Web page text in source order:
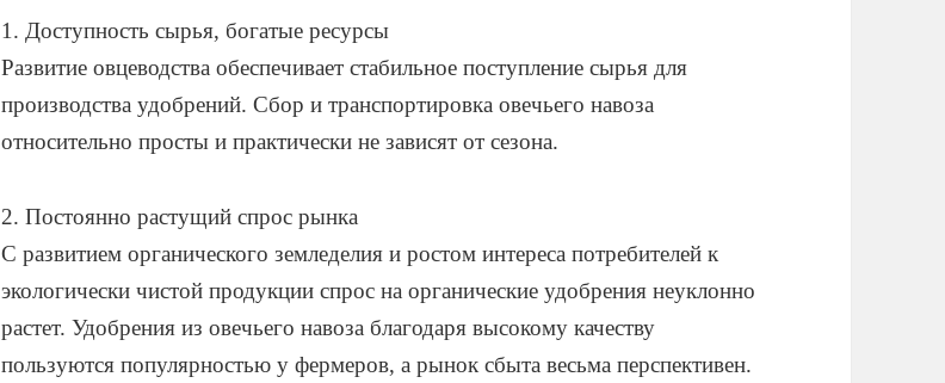
1. Доступность сырья, богатые ресурсы
Развитие овцеводства обеспечивает стабильное поступление сырья для
производства удобрений. Сбор и транспортировка овечьего навоза
относительно просты и практически не зависят от сезона.
2. Постоянно растущий спрос рынка
С развитием органического земледелия и ростом интереса потребителей к
экологически чистой продукции спрос на органические удобрения неуклонно
растет. Удобрения из овечьего навоза благодаря высокому качеству
пользуются популярностью у фермеров, а рынок сбыта весьма перспективен.